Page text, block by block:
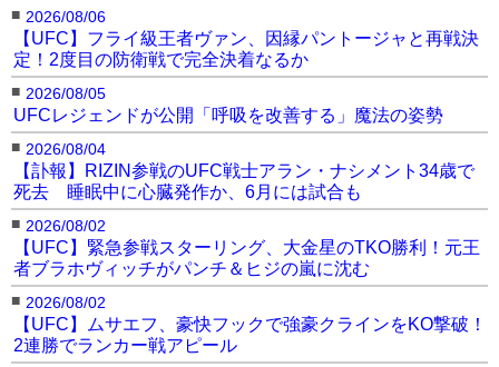
■ 2026/08/06
【UFC】フライ級王者ヴァン、因縁パントージャと再戦決
定！2度目の防衛戦で完全決着なるか
■ 2026/08/05
UFCレジェンドが公開「呼吸を改善する」魔法の姿勢
■ 2026/08/04
【訃報】RIZIN参戦のUFC戦士アラン・ナシメント34歳で
死去 睡眠中に心臓発作か、6月には試合も
■ 2026/08/02
【UFC】緊急参戦スターリング、大金星のTKO勝利！元王
者ブラホヴィッチがパンチ＆ヒジの嵐に沈む
■ 2026/08/02
【UFC】ムサエフ、豪快フックで強豪クラインをKO撃破！
2連勝でランカー戦アピール